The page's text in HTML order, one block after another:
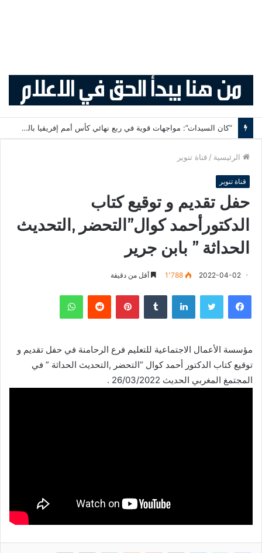
“كان السيدات”: مواجهات قوية في ربع نهائي كأس أمم إفريقيا بالمغرب
الرئيسية / قناة تنوير
قناة تنوير
حفل تقديم و توقيع كتاب
الدكتورأحمد كوال”التحضر ,التحديث
الحداثة ” بابن جرير
2022-04-02 1٬788 أقل من دقيقة
فيسبوك لينكدإن بينتيريست
مؤسسة الأعمال الاجتماعية للتعليم فرع الرحامنة في حفل تقديم و
توقيع كتاب الدكتور أحمد كوال “التحضر ,التحديث الحداثة ” في
المجتمغ المغربي الحديث 26/03/2022 .